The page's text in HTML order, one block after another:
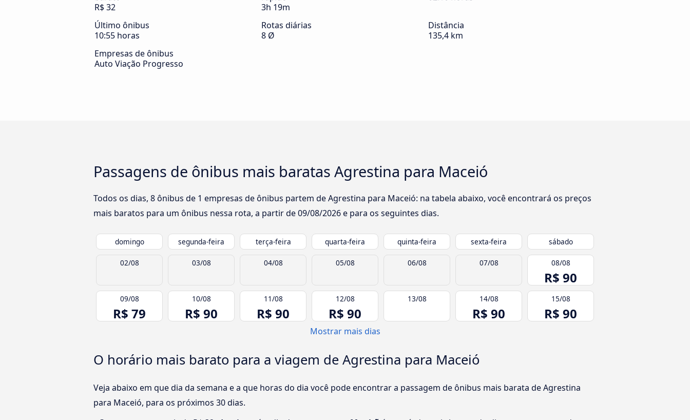
R$ 32
3h 19m
Último ônibus
10:55 horas
Rotas diárias
8 Ø
Distância
135,4 km
Empresas de ônibus
Auto Viação Progresso
Passagens de ônibus mais baratas Agrestina para Maceió
Todos os dias, 8 ônibus de 1 empresas de ônibus partem de Agrestina para Maceió: na tabela abaixo, você encontrará os preços
mais baratos para um ônibus nessa rota, a partir de09/08/2026e para os seguintes dias.
domingo segunda-feira terça-feira quarta-feira quinta-feira sexta-feira sábado
02/08 03/08 04/08 05/08 06/08 07/08 08/08
R$ 90
09/08
R$ 79
10/08
R$ 90
11/08
R$ 90
12/08
R$ 90
13/08 14/08
R$ 90
15/08
R$ 90
Mostrar mais dias
O horário mais barato para a viagem de Agrestina para Maceió
Veja abaixo em que dia da semana e a que horas do dia você pode encontrar a passagem de ônibus mais barata de Agrestina
para Maceió, para os próximos 30 dias.